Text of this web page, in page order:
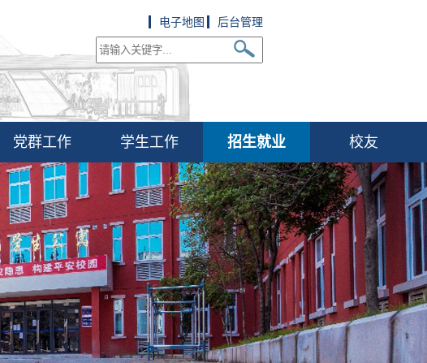
电子地图 后台管理
党群工作 学生工作 招生就业 校友